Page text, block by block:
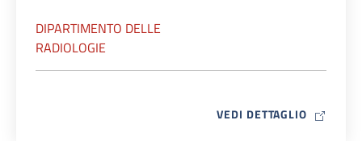
DIPARTIMENTO DELLE
RADIOLOGIE
VEDI DETTAGLIO MAP ICON